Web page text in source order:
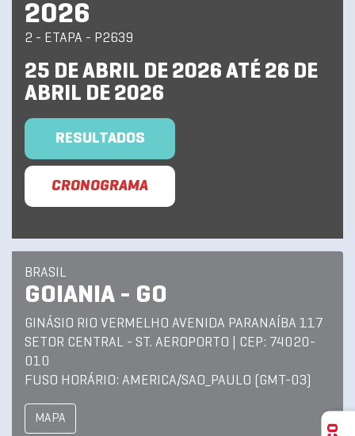
2026
2 - ETAPA - P2639
25 DE ABRIL DE 2026 ATÉ 26 DE
ABRIL DE 2026
RESULTADOS
CRONOGRAMA
BRASIL
GOIANIA - GO
GINÁSIO RIO VERMELHO AVENIDA PARANAÍBA 117
SETOR CENTRAL - ST. AEROPORTO | CEP: 74020-
010
FUSO HORÁRIO: AMERICA/SAO_PAULO (GMT-03)
MAPA